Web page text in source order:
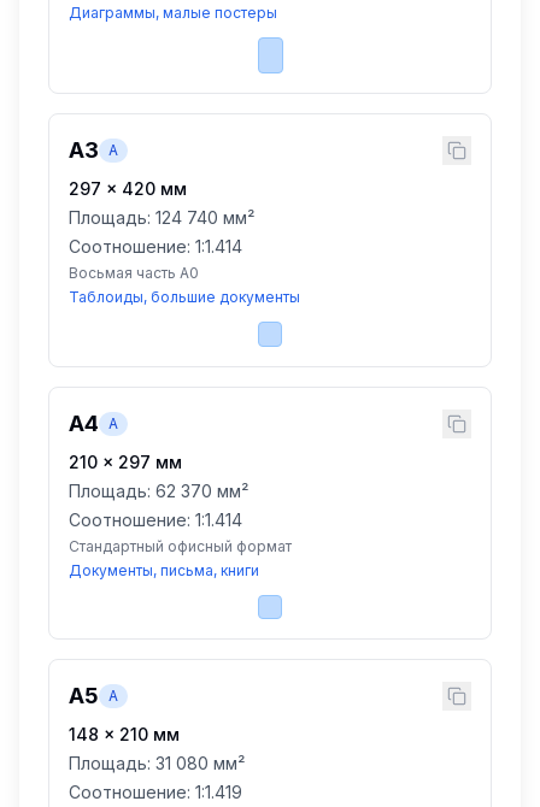
Диаграммы, малые постеры
A3 A
297 × 420 мм
Площадь: 124 740 мм²
Соотношение: 1:1.414
Восьмая часть A0
Таблоиды, большие документы
A4 A
210 × 297 мм
Площадь: 62 370 мм²
Соотношение: 1:1.414
Стандартный офисный формат
Документы, письма, книги
A5 A
148 × 210 мм
Площадь: 31 080 мм²
Соотношение: 1:1.419